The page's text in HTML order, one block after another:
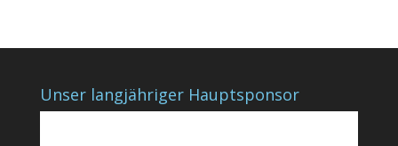
Unser langjähriger Hauptsponsor